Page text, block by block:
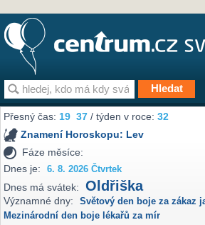
Přesný čas:19 37 / týden v roce:32
Znamení Horoskopu: Lev
Fáze měsíce:
Dnes je:
6. 8. 2026 Čtvrtek
Dnes má svátek: Oldřiška
Významné dny: Světový den boje za zákaz
Mezinárodní den boje lékařů za mír